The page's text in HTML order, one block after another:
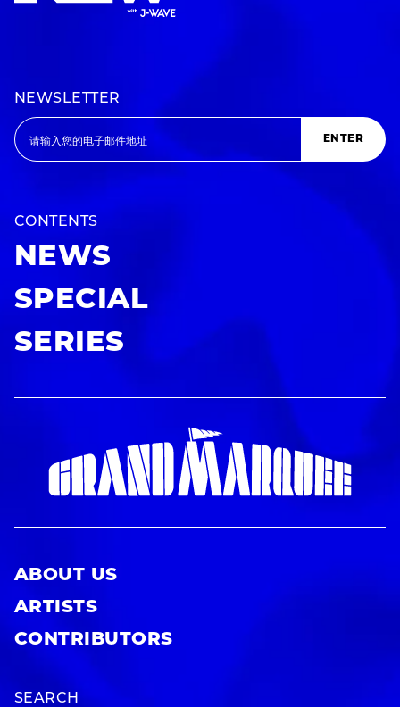
NEWSLETTER
ENTER
CONTENTS
NEWS
SPECIAL
SERIES
ABOUT US
ARTISTS
CONTRIBUTORS
SEARCH